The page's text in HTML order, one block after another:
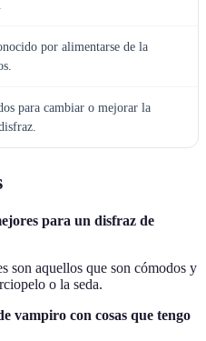
por alimentarse de la
para cambiar o mejorar la
para un disfraz de
son aquellos que son cómodos y
o la seda.
vampiro con cosas que tengo